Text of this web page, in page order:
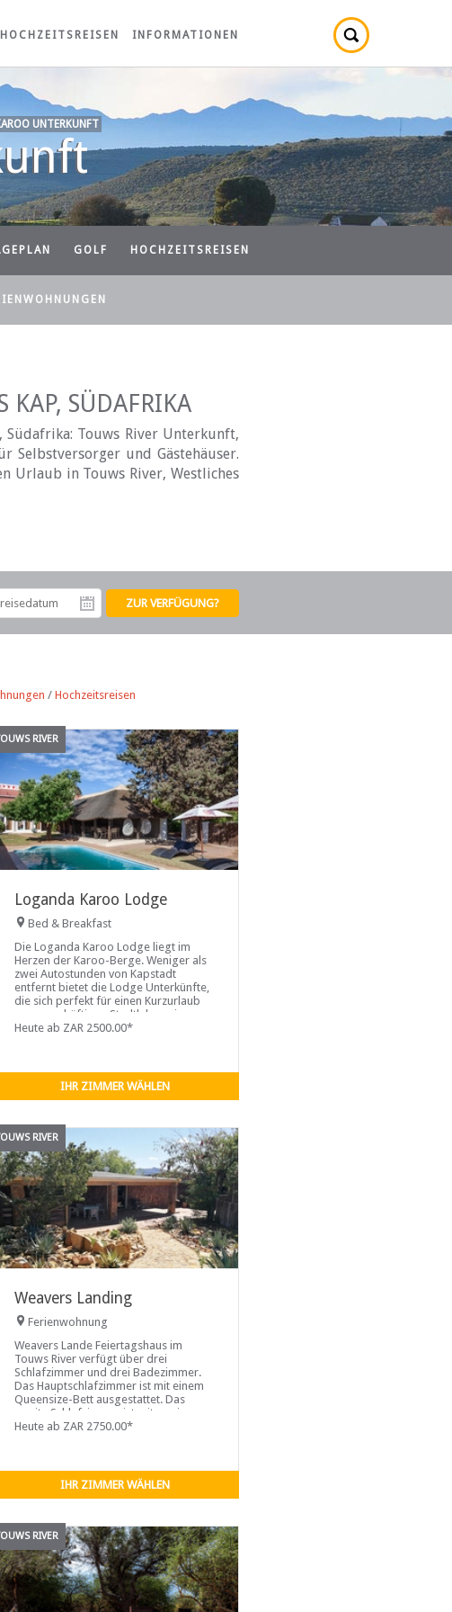
HOCHZEITSREISEN INFORMATIONEN
UNTERKUNFT
GOLF HOCHZEITSREISEN
KAP, SÜDAFRIKA
Touws River Unterkunft,
Selbstversorger und Gästehäuser.
Urlaub in Touws River, Westliches
/ Hochzeitsreisen
RIVER
Loganda Karoo Lodge
Bed & Breakfast
Die Loganda Karoo Lodge liegt im
Herzen der Karoo-Berge. Weniger als
zwei Autostunden von Kapstadt
entfernt bietet die Lodge Unterkünfte,
die sich perfekt für einen Kurzurlaub
vom geschäftigen Stadtleben eignen.
Nahe gelegene Attraktionen wie die
Safari-Reisen zu sehen sind) werden
Heute ab ZAR 2500.00*
IHR ZIMMER WÄHLEN
RIVER
Weavers Landing
Ferienwohnung
Weavers Lande Feiertagshaus im
Touws River verfügt über drei
Schlafzimmer und drei Badezimmer.
Das Hauptschlafzimmer ist mit einem
Queensize-Bett ausgestattet. Das
zweite Schlafzimmer ist mit zwei
Einzelbetten eingerichtet und das dritte
Heute ab ZAR 2750.00*
IHR ZIMMER WÄHLEN
RIVER